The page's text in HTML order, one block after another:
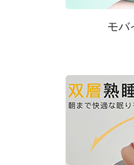
モバ